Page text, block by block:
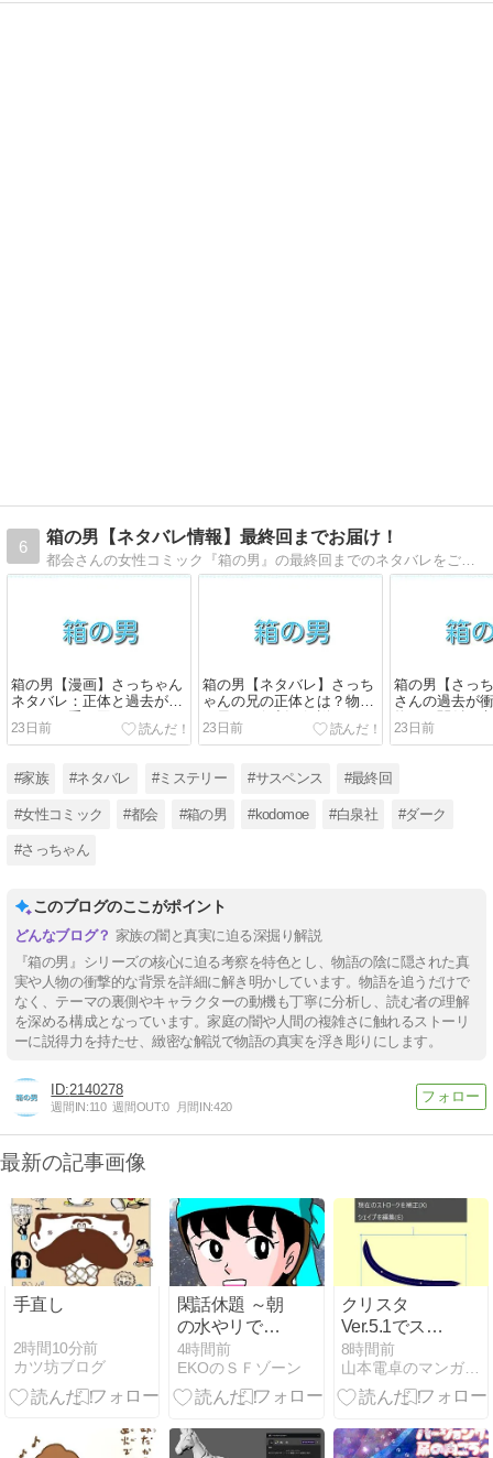
6
箱の男【ネタバレ情報】最終回までお届け！
都会さんの女性コミック『箱の男』の最終回までのネタバレをご紹介。平穏な住宅街で箱に入った男の死体が発見されるという衝撃的なサスペンスホラー漫画。第1話から最終回までのあらすじ＆ネタバレを詳しくお届けします
箱の男【漫画】さっちゃん
ネタバレ：正体と過去が明
かされる重要回まとめ
23日前
箱の男【ネタバレ】さっち
ゃんの兄の正体とは？物語
で果たす役割を解説
23日前
箱の男【さっ
さんの過去が
物との関係も
23日前
#家族 #ネタバレ #ミステリー #サスペンス #最終回
#女性コミック #都会 #箱の男 #kodomoe #白泉社 #ダーク
#さっちゃん
このブログのここがポイント
家族の闇と真実に迫る深掘り解説
『箱の男』シリーズの核心に迫る考察を特色とし、物語の陰に隠された真
実や人物の衝撃的な背景を詳細に解き明かしています。物語を追うだけで
なく、テーマの裏側やキャラクターの動機も丁寧に分析し、読む者の理解
を深める構成となっています。家庭の闇や人間の複雑さに触れるストーリ
ーに説得力を持たせ、緻密な解説で物語の真実を浮き彫りにします。
2140278
週間IN:110 週間OUT:0 月間IN:420
最新の記事画像
手直し
2時間10分前
カツ坊ブログ
閑話休題 ～朝
の水やリで体
力付ける～
4時間前
EKOのＳＦゾーン
クリスタ
Ver.5.1でスマ
ートシェイプ
がさらに便利
に！その詳細
法！！
8時間前
山本電卓のマンガWEB